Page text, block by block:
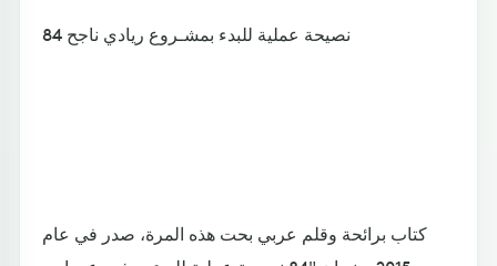
84 نصيحة عملية للبدء بمشـروع ريادي ناجح
كتاب برائحة وقلم عربي بحت هذه المرة، صدر في عام